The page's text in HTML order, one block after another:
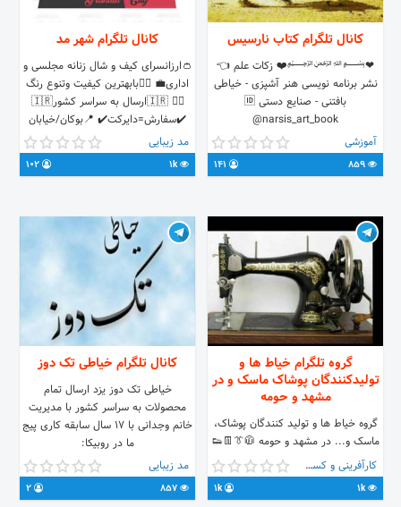
کانال تلگرام کتاب نارسیس
❤﷽❤️ زکات علم 👈
نشر برنامه نویسی هنر آشپزی - خیاطی
بافتنی - صنایع دستی 🆔
@narsis_art_book
https://instagram.com/narsis_art_book
آموزشی
کانال تلگرام شهر مد
👛ارزانسرای کیف و شال زنانه مجلسی و
اداری💼 👌🏻بابهترین کیفیت وتنوع رنگ
👌🏻 🇮🇷ارسال به سراسر کشور🇮🇷
✔️سفارش=دایرکت✔️ 📍بوکان/خیابان
انقلاب کوچه بانک رفاه 🅾:
instagram.com/shahremod_buk
📱: @OnlyLove74 📱:
مد زیبایی
1k
گروه تلگرام خیاط ها و
تولیدکنندگان پوشاک ماسک و در
مشهد و حومه
گروه خیاط ها و تولید کنندگان پوشاک،
ماسک و... در مشهد و حومه 🧥👔👖👟
https://t.me/joinchat/GlWPvBkxeuHa8KP9P8mkjQ
کارآفرینی و کسب و کار
1k
1k
کانال تلگرام خیاطی تک دوز
خیاطی تک دوز یزد ارسال تمام
محصولات به سراسر کشور با مدیریت
خانم وجدانی با 17 سال سابقه کاری پیج
ما در روبیکا:
https://rubika.ir/Kh_Takdoz پیج ما
در اینستاگرام: Kh_Takdoz کانال
تلگرام ما: @Kh_Takdoz ما را در شبکه
مد زیبایی